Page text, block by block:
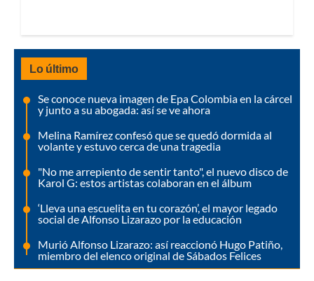
Lo último
Se conoce nueva imagen de Epa Colombia en la cárcel
y junto a su abogada: así se ve ahora
Melina Ramírez confesó que se quedó dormida al
volante y estuvo cerca de una tragedia
"No me arrepiento de sentir tanto", el nuevo disco de
Karol G: estos artistas colaboran en el álbum
‘Lleva una escuelita en tu corazón’, el mayor legado
social de Alfonso Lizarazo por la educación
Murió Alfonso Lizarazo: así reaccionó Hugo Patiño,
miembro del elenco original de Sábados Felices